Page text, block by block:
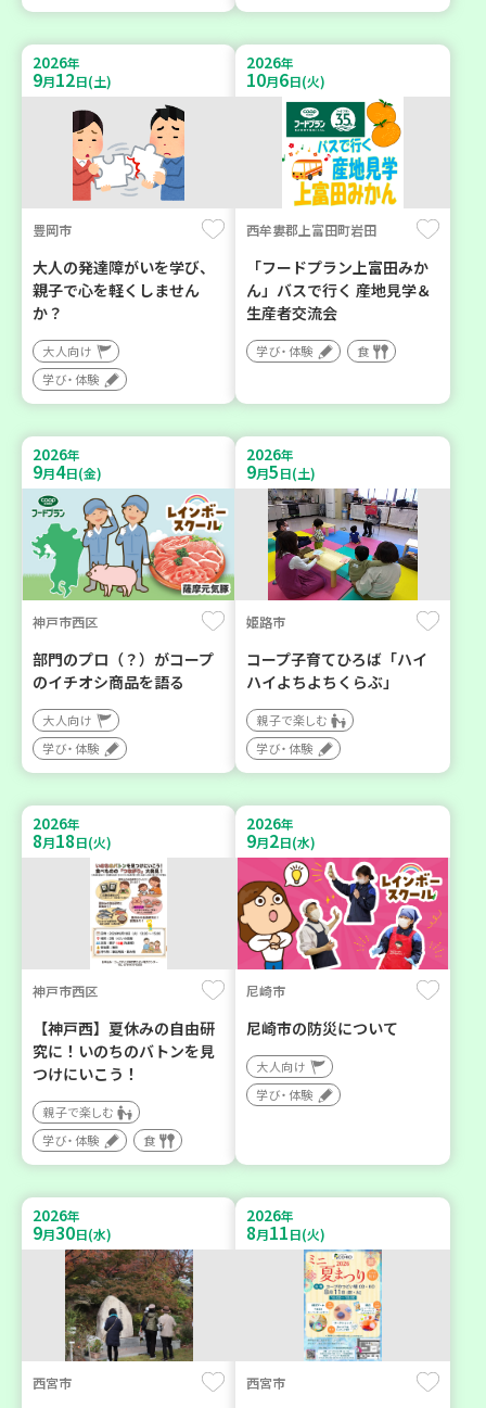
2026年
9月12日(土)
豊岡市
大人の発達障がいを学び、
親子で心を軽くしません
か？
大人向け
学び・体験
2026年
10月6日(火)
西牟婁郡上富田町岩田
「フードプラン上富田みか
ん」バスで行く 産地見学＆
生産者交流会
学び・体験 食
2026年
9月4日(金)
神戸市西区
部門のプロ（？）がコープ
のイチオシ商品を語る
大人向け
学び・体験
2026年
9月5日(土)
姫路市
コープ子育てひろば「ハイ
ハイよちよちくらぶ」
親子で楽しむ
学び・体験
2026年
8月18日(火)
神戸市西区
【神戸西】夏休みの自由研
究に！いのちのバトンを見
つけにいこう！
親子で楽しむ
学び・体験
食
2026年
9月2日(水)
尼崎市
尼崎市の防災について
大人向け
学び・体験
2026年
9月30日(水)
西宮市
2026年
8月11日(火)
西宮市